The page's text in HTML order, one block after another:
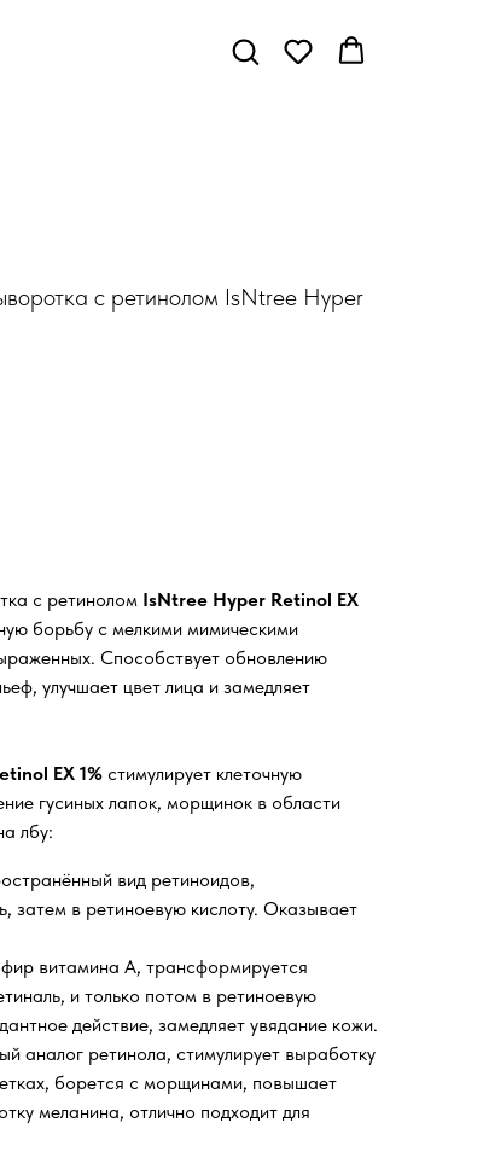
с ретинолом IsNtree Hyper
с ретинолом IsNtree Hyper Retinol EX
борьбу с мелкими мимическими
Способствует обновлению
улучшает цвет лица и замедляет
EX 1% стимулирует клеточную
гусиных лапок, морщинок в области
лбу:
вид ретиноидов,
затем в ретиноевую кислоту. Оказывает
витамина A, трансформируется
и только потом в ретиноевую
действие, замедляет увядание кожи.
аналог ретинола, стимулирует выработку
борется с морщинами, повышает
меланина, отлично подходит для